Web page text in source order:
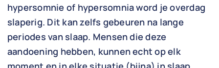
hypersomnie of hypersomnia word je overdag
slaperig. Dit kan zelfs gebeuren na lange
periodes van slaap. Mensen die deze
aandoening hebben, kunnen echt op elk